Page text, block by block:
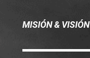
MISIÓN & VISIÓN